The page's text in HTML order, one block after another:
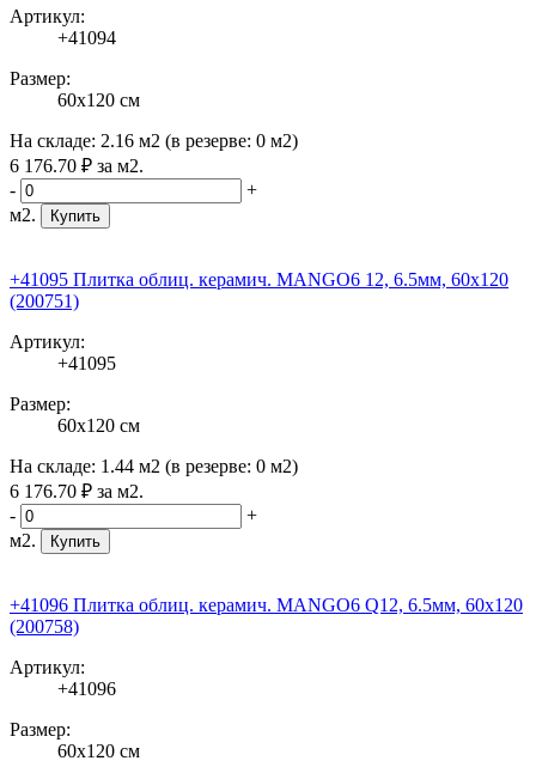
Артикул:
+41094
Размер:
60x120 см
На складе: 2.16 м2 (в резерве: 0 м2)
6 176.70 ₽ за м2.
-
+
м2.
Купить
+41095 Плитка облиц. керамич. MANGO6 12, 6.5мм, 60x120
(200751)
Артикул:
+41095
Размер:
60x120 см
На складе: 1.44 м2 (в резерве: 0 м2)
6 176.70 ₽ за м2.
-
+
м2.
Купить
+41096 Плитка облиц. керамич. MANGO6 Q12, 6.5мм, 60x120
(200758)
Артикул:
+41096
Размер:
60x120 см